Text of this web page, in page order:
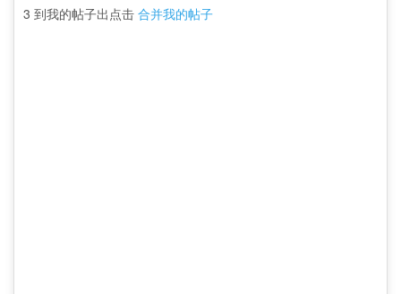
3 到我的帖子出点击 合并我的帖子